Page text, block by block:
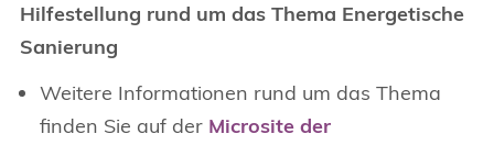
Hilfestellung rund um das Thema Energetische
Sanierung
Weitere Informationen rund um das Thema
finden Sie auf der Microsite der